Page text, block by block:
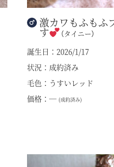
激カワもふもふ
す （タイニー）
誕生日：2026/1/17
状況：成約済み
毛色：うすいレッド
価格：― (成約済み)